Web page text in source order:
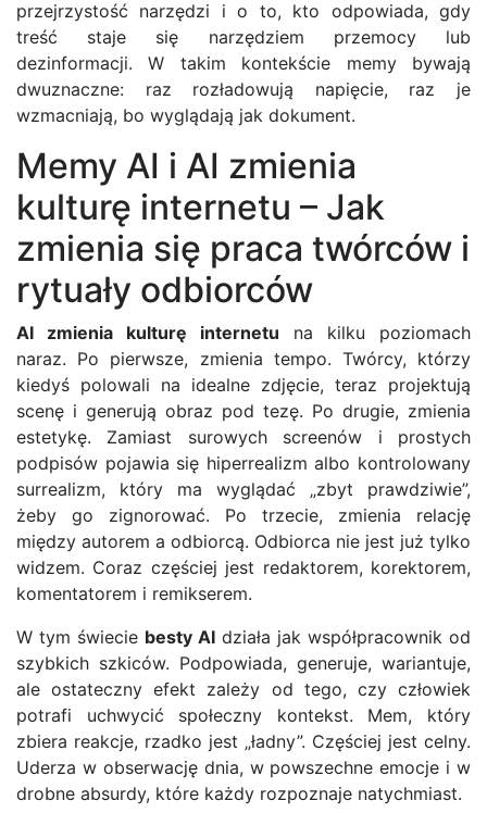
przejrzystość narzędzi i o to, kto odpowiada, gdy
treść staje się narzędziem przemocy lub
dezinformacji. W takim kontekście memy bywają
dwuznaczne: raz rozładowują napięcie, raz je
wzmacniają, bo wyglądają jak dokument.
Memy AI i AI zmienia
kulturę internetu – Jak
zmienia się praca twórców i
rytuały odbiorców
AI zmienia kulturę internetu na kilku poziomach
naraz. Po pierwsze, zmienia tempo. Twórcy, którzy
kiedyś polowali na idealne zdjęcie, teraz projektują
scenę i generują obraz pod tezę. Po drugie, zmienia
estetykę. Zamiast surowych screenów i prostych
podpisów pojawia się hiperrealizm albo kontrolowany
surrealizm, który ma wyglądać „zbyt prawdziwie”,
żeby go zignorować. Po trzecie, zmienia relację
między autorem a odbiorcą. Odbiorca nie jest już tylko
widzem. Coraz częściej jest redaktorem, korektorem,
komentatorem i remikserem.
W tym świecie besty AI działa jak współpracownik od
szybkich szkiców. Podpowiada, generuje, wariantuje,
ale ostateczny efekt zależy od tego, czy człowiek
potrafi uchwycić społeczny kontekst. Mem, który
zbiera reakcje, rzadko jest „ładny”. Częściej jest celny.
Uderza w obserwację dnia, w powszechne emocje i w
drobne absurdy, które każdy rozpoznaje natychmiast.